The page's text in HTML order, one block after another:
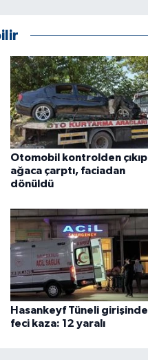
Otomobil kontrolden çıkıp
ağaca çarptı, faciadan
dönüldü
Hasankeyf Tüneli girişinde
feci kaza: 12 yaralı